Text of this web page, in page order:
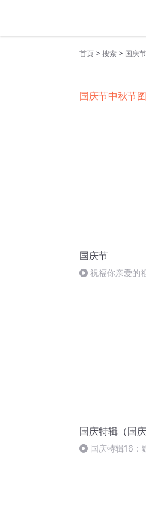
首页 > 搜索 > 国庆
国庆节中秋节
国庆节
祝福你亲爱的
国庆特辑（国庆
国庆特辑16：